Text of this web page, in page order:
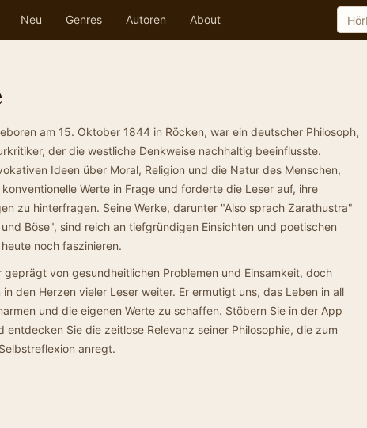
Neu Genres Autoren About
am 15. Oktober 1844 in Röcken, war ein deutscher Philosoph,
der die westliche Denkweise nachhaltig beeinflusste.
Ideen über Moral, Religion und die Natur des Menschen,
Werte in Frage und forderte die Leser auf, ihre
zu hinterfragen. Seine Werke, darunter "Also sprach Zarathustra"
Böse", sind reich an tiefgründigen Einsichten und poetischen
noch faszinieren.
geprägt von gesundheitlichen Problemen und Einsamkeit, doch
in den Herzen vieler Leser weiter. Er ermutigt uns, das Leben in all
und die eigenen Werte zu schaffen. Stöbern Sie in der App
entdecken Sie die zeitlose Relevanz seiner Philosophie, die zum
anregt.